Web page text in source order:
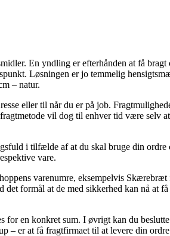
En yndling er efterhånden at få
Løsningen er jo temmelig
– natur.
eller til når du er på job.
vil dog til enhver tid være selv
i tilfælde af at du skal bruge din ordre
vare.
varenumre, eksempelvis
formål at de med sikkerhed kan nå at
en konkret sum. I øvrigt kan du
– er at få fragtfirmaet til at levere din